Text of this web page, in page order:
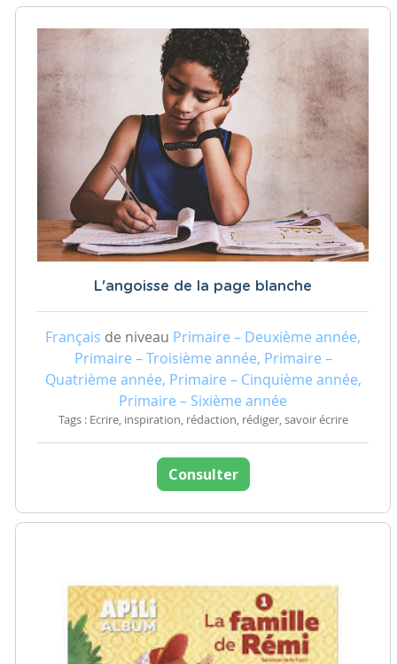
L'angoisse de la page blanche
Français de niveau Primaire – Deuxième année,
Primaire – Troisième année, Primaire –
Quatrième année, Primaire – Cinquième année,
Primaire – Sixième année
Tags : Ecrire, inspiration, rédaction, rédiger, savoir écrire
Consulter